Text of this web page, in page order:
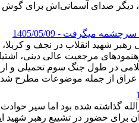
خرداد ۱۴۰۴ توسّط اسرائیل، دیگر
سرچشمه میگرفت - 1405/05/09
رهبر شهید انقلاب در نجف و
مرجعیت عالی دینی،
در طول جنگ سوم تحمیلی و